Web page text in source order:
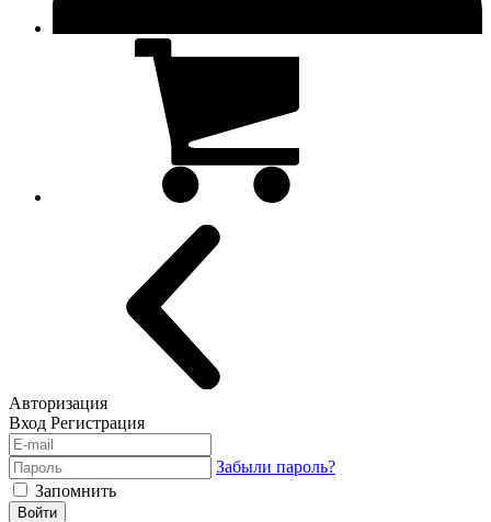
Авторизация
Вход Регистрация
Забыли пароль?
Запомнить
Войти